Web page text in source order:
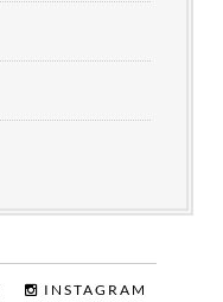
INSTAGRAM